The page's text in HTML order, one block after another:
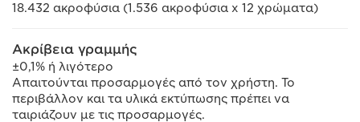
18.432 ακροφύσια (1.536 ακροφύσια x 12 χρώματα)
Ακρίβεια γραμμής
±0,1% ή λιγότερο
Απαιτούνται προσαρμογές από τον χρήστη. Το
περιβάλλον και τα υλικά εκτύπωσης πρέπει να
ταιριάζουν με τις προσαρμογές.